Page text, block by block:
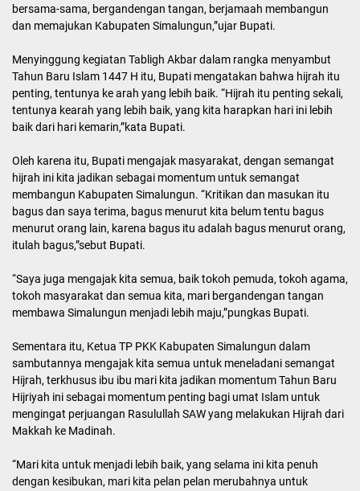
bersama-sama, bergandengan tangan, berjamaah membangun
dan memajukan Kabupaten Simalungun,”ujar Bupati.
Menyinggung kegiatan Tabligh Akbar dalam rangka menyambut
Tahun Baru Islam 1447 H itu, Bupati mengatakan bahwa hijrah itu
penting, tentunya ke arah yang lebih baik. “Hijrah itu penting sekali,
tentunya kearah yang lebih baik, yang kita harapkan hari ini lebih
baik dari hari kemarin,”kata Bupati.
Oleh karena itu, Bupati mengajak masyarakat, dengan semangat
hijrah ini kita jadikan sebagai momentum untuk semangat
membangun Kabupaten Simalungun. “Kritikan dan masukan itu
bagus dan saya terima, bagus menurut kita belum tentu bagus
menurut orang lain, karena bagus itu adalah bagus menurut orang,
itulah bagus,”sebut Bupati.
“Saya juga mengajak kita semua, baik tokoh pemuda, tokoh agama,
tokoh masyarakat dan semua kita, mari bergandengan tangan
membawa Simalungun menjadi lebih maju,”pungkas Bupati.
Sementara itu, Ketua TP PKK Kabupaten Simalungun dalam
sambutannya mengajak kita semua untuk meneladani semangat
Hijrah, terkhusus ibu ibu mari kita jadikan momentum Tahun Baru
Hijriyah ini sebagai momentum penting bagi umat Islam untuk
mengingat perjuangan Rasulullah SAW yang melakukan Hijrah dari
Makkah ke Madinah.
“Mari kita untuk menjadi lebih baik, yang selama ini kita penuh
dengan kesibukan, mari kita pelan pelan merubahnya untuk